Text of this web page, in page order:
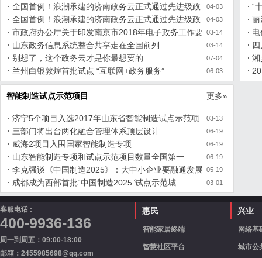
04-03
全国首例！浪潮承建的济南政务云正式通过先进级政
务云评估
04-03
全国首例！浪潮承建的济南政务云正式通过先进级政
务云评估
03-14
市政府办公厅关于印发南京市2018年电子政务工作要
点的通知
03-14
山东政务信息系统整合共享走在全国前列
07-04
别想了，这个政务云才是你最想要的
06-03
兰州白银敦煌首批试点 “互联网+政务服务”
“
丽
万
湘
更多»
智能制造试点示范项目
03-13
济宁5个项目入选2017年山东省智能制造试点示范项
目
06-19
三部门将出台两化融合管理体系顶层设计
06-19
威海2项目入围国家智能制造专项
06-19
山东智能制造专项和试点示范项目数量全国第一
05-19
李克强谈《中国制造2025》：大中小企业要融通发展
03-01
成都成为西部首批“中国制造2025”试点示范城
客服电话 :
400-9936-136
周一到周五：09:00-18:00
邮箱：2455985698@qq.com
惠民
智能家居终端
智慧社区平台
兴业
网络基
城市公